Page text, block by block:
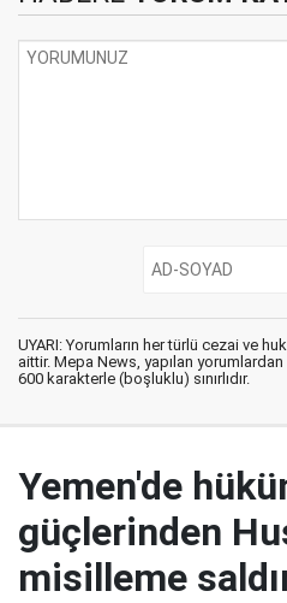
UYARI: Yorumların her türlü cezai ve
aittir. Mepa News, yapılan
600 karakterle (boşluklu) sınırlıdır.
Yemen'de
güçlerinden
misilleme